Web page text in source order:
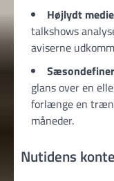
Højlydt
talkshows
aviserne
glans over en
forlænge en
måneder.
Nutidens